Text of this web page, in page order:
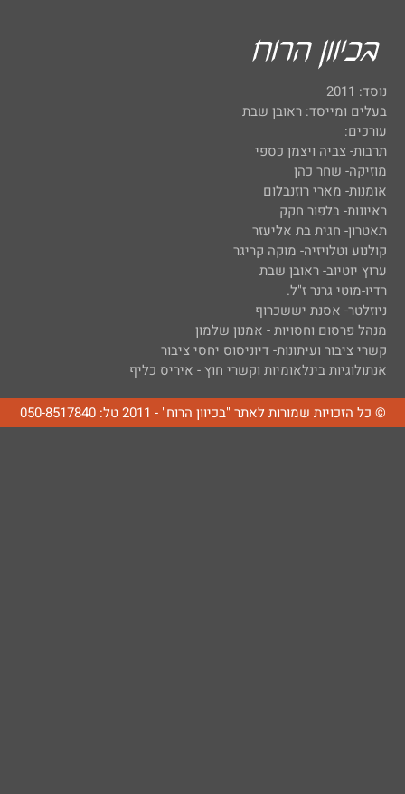
נוסד: 2011
בעלים ומייסד: ראובן שבת
עורכים:
תרבות- צביה ויצמן כספי
מוזיקה- שחר כהן
אומנות- מארי רוזנבלום
ראיונות- בלפור חקק
תאטרון- חגית בת אליעזר
קולנוע וטלויזיה- מוקה קריגר
ערוץ יוטיוב- ראובן שבת
רדיו-מוטי גרנר ז"ל.
ניוזלטר- אסנת יששכרוף
מנהל פרסום וחסויות - אמנון שלמון
קשרי ציבור ועיתונות- דיוניסוס יחסי ציבור
אנתולוגיות בינלאומיות וקשרי חוץ - איריס כליף
© כל הזכויות שמורות לאתר "בכיוון הרוח" - 2011 טל: 050-8517840